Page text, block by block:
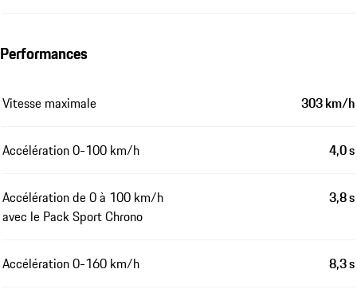
Performances
Vitesse maximale 303 km/h
Accélération 0-100 km/h 4,0 s
Accélération de 0 à 100 km/h
avec le Pack Sport Chrono
3,8 s
Accélération 0-160 km/h 8,3 s